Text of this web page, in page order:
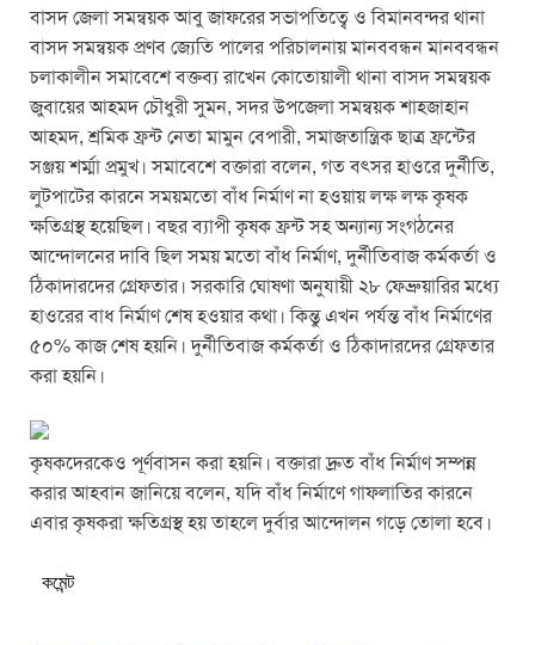
o
k
p er
বাসদ জেলা সমন্বয়ক আবু জাফরের সভাপতিত্বে ও বিমানবন্দর থানা
বাসদ সমন্বয়ক প্রণব জ্যেতি পালের পরিচালনায় মানববন্ধন মানববন্ধন
চলাকালীন সমাবেশে বক্তব্য রাখেন কোতোয়ালী থানা বাসদ সমন্বয়ক
জুবায়ের আহমদ চৌধুরী সুমন, সদর উপজেলা সমন্বয়ক শাহজাহান
আহমদ, শ্রমিক ফ্রন্ট নেতা মামুন বেপারী, সমাজতান্ত্রিক ছাত্র ফ্রন্টের
সঞ্জয় শর্ম্মা প্রমুখ। সমাবেশে বক্তারা বলেন, গত বৎসর হাওরে দুর্নীতি,
লুটপাটের কারনে সময়মতো বাঁধ নির্মাণ না হওয়ায় লক্ষ লক্ষ কৃষক
ক্ষতিগ্রস্থ হয়েছিল। বছর ব্যাপী কৃষক ফ্রন্ট সহ অন্যান্য সংগঠনের
আন্দোলনের দাবি ছিল সময় মতো বাঁধ নির্মাণ, দুর্নীতিবাজ কর্মকর্তা ও
ঠিকাদারদের গ্রেফতার। সরকারি ঘোষণা অনুযায়ী ২৮ ফেব্রুয়ারির মধ্যে
হাওরের বাধ নির্মাণ শেষ হওয়ার কথা। কিন্তু এখন পর্যন্ত বাঁধ নির্মাণের
৫০% কাজ শেষ হয়নি। দুর্নীতিবাজ কর্মকর্তা ও ঠিকাদারদের গ্রেফতার
করা হয়নি।
কৃষকদেরকেও পূর্ণবাসন করা হয়নি। বক্তারা দ্রুত বাঁধ নির্মাণ সম্পন্ন
করার আহবান জানিয়ে বলেন, যদি বাঁধ নির্মাণে গাফলাতির কারনে
এবার কৃষকরা ক্ষতিগ্রস্থ হয় তাহলে দুর্বার আন্দোলন গড়ে তোলা হবে।
কমেন্ট